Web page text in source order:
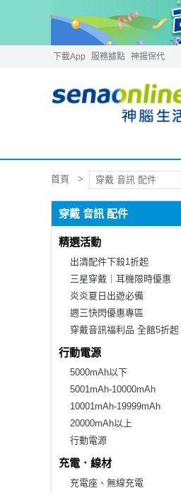
下載App 服務據點 神揚保代
首頁 穿戴 音訊 配件
穿戴 音訊 配件
精選活動
出清配件下殺1折起
三星穿戴｜耳機限時優惠
炎炎夏日出遊必備
週三快閃優惠專區
穿戴音訊福利品 全館5折起
行動電源
5000mAh以下
5001mAh-10000mAh
10001mAh-19999mAh
20000mAh以上
行動電源
充電．線材
充電座、無線充電